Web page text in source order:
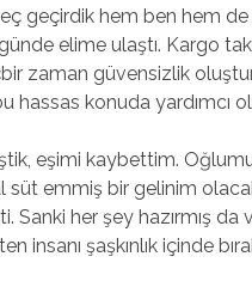
geçirdik hem ben hem
elime ulaştı. Kargo
zaman güvensizlik
hassas konuda yardımcı
eşimi kaybettim.
süt emmiş bir gelinim
Sanki her şey hazırmış da
insanı şaşkınlık içinde